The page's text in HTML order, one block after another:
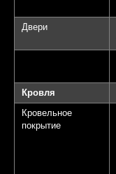
Двери
Кровля
Кровельное
покрытие